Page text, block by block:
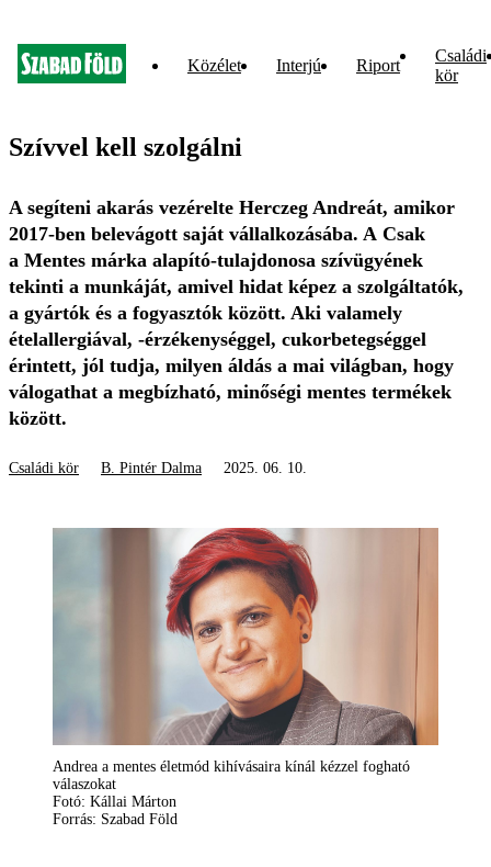
Közélet Interjú Riport
Családi
kör
Szívvel kell szolgálni
A segíteni akarás vezérelte Herczeg Andreát, amikor
2017-ben belevágott saját vállalkozásába. A Csak
a Mentes márka alapító-tulajdonosa szívügyének
tekinti a munkáját, amivel hidat képez a szolgáltatók,
a gyártók és a fogyasztók között. Aki valamely
ételallergiával, -érzékenységgel, cukorbetegséggel
érintett, jól tudja, milyen áldás a mai világban, hogy
válogathat a megbízható, minőségi mentes termékek
között.
Családi kör B. Pintér Dalma 2025. 06. 10.
Andrea a mentes életmód kihívásaira kínál kézzel fogható
válaszokat
Fotó: Kállai Márton
Forrás: Szabad Föld